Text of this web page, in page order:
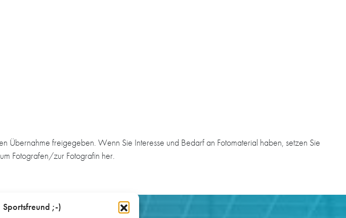
;-)
Übernahme freigegeben. Wenn Sie Interesse und Bedarf an Fotomaterial haben, setzen Sie
Fotografen/zur Fotografin her.